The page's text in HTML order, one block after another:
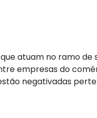
atuam no ramo de
empresas do
negativadas